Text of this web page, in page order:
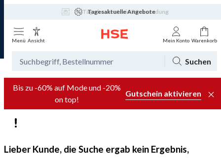
Tagesaktuelle Angebote
Menü Ansicht Mein Konto Warenkorb
Suchen
Bis zu -60% auf Mode und -20%
on top!
Gutschein aktivieren
Lieber Kunde, die Suche ergab kein Ergebnis,